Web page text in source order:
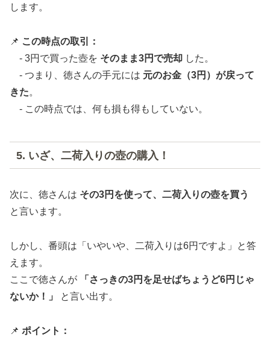
します。
📌 この時点の取引：
- 3円で買った壺を そのまま3円で売却 した。
- つまり、徳さんの手元には 元のお金（3円）が戻って
きた。
- この時点では、何も損も得もしていない。
5. いざ、二荷入りの壺の購入！
次に、徳さんは その3円を使って、二荷入りの壺を買う
と言います。
しかし、番頭は「いやいや、二荷入りは6円ですよ」と答
えます。
ここで徳さんが
「さっきの3円を足せばちょうど6円じゃ
ないか！」
と言い出す。
📌 ポイント：